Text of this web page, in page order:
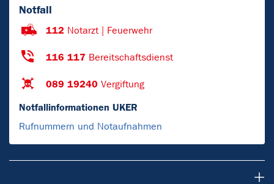
Notfall
112 Notarzt | Feuerwehr
116 117 Bereitschaftsdienst
089 19240 Vergiftung
Notfallinformationen UKER
Rufnummern und Notaufnahmen